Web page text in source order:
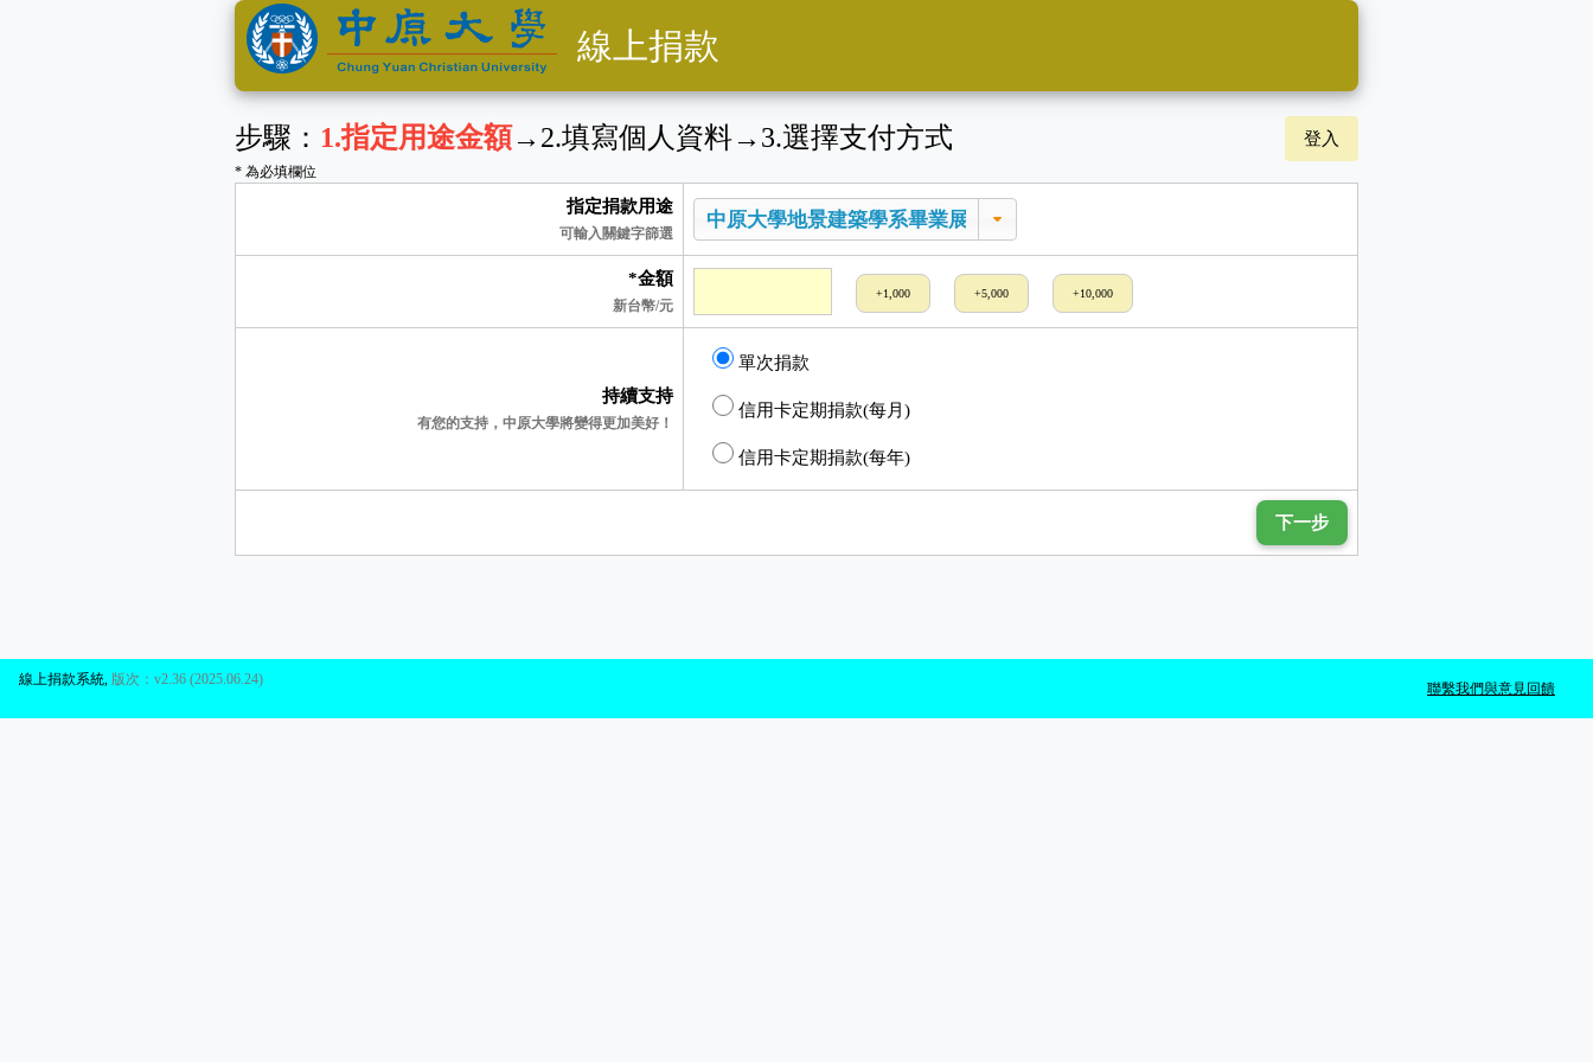
線上捐款
步驟： 1.指定用途金額→ 2.填寫個人資料→ 3.選擇支付方式 登入
* 為必填欄位
指定捐款用途
可輸入關鍵字篩選
*金額
新台幣/元
+1,000 +5,000 +10,000
持續支持
有您的支持，中原大學將變得更加美好！
單次捐款
信用卡定期捐款(每月)
信用卡定期捐款(每年)
下一步
聯繫我們與意見回饋
線上捐款系統 版次：v2.36 (2025.06.24)